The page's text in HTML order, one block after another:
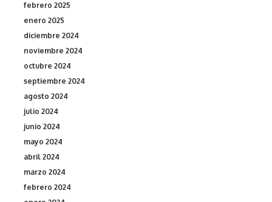
febrero 2025
enero 2025
diciembre 2024
noviembre 2024
octubre 2024
septiembre 2024
agosto 2024
julio 2024
junio 2024
mayo 2024
abril 2024
marzo 2024
febrero 2024